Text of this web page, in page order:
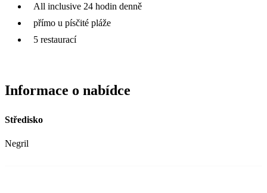
All inclusive 24 hodin denně
přímo u písčité pláže
5 restaurací
Informace o nabídce
Středisko
Negril